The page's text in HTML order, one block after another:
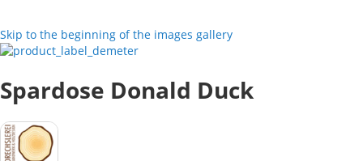
Skip to the beginning of the images gallery
Spardose Donald Duck